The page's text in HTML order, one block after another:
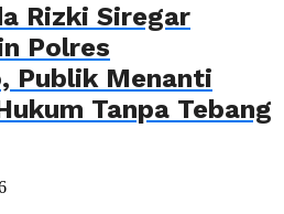
Rizki Siregar
Polres
Publik Menanti
Tanpa Tebang